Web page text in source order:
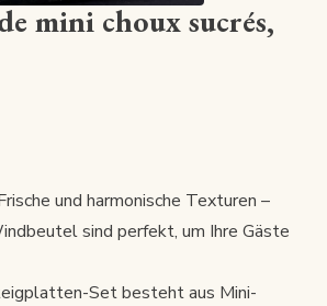
mini choux sucrés,
und harmonische Texturen –
sind perfekt, um Ihre Gäste
Set besteht aus Mini-